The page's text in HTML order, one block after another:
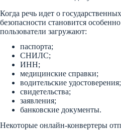
Когда речь идет о
безопасности становится
пользователи загружают:
паспорта;
СНИЛС;
ИНН;
медицинские справки;
водительские удостоверения;
свидетельства;
заявления;
банковские документы.
Некоторые онлайн-конвертеры